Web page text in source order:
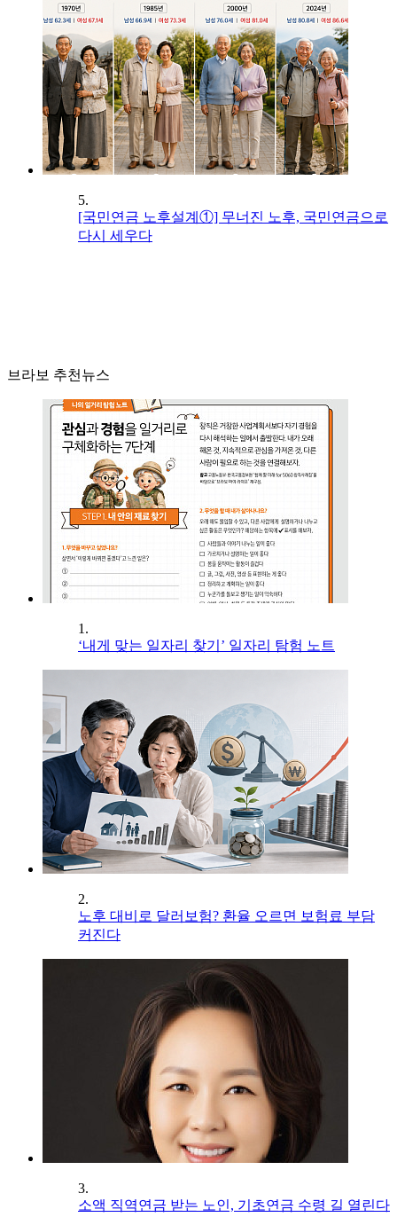
5.
[국민연금 노후설계①] 무너진 노후, 국민연금으로
다시 세우다
브라보 추천뉴스
1.
‘내게 맞는 일자리 찾기’ 일자리 탐험 노트
2.
노후 대비로 달러보험? 환율 오르면 보험료 부담
커진다
3.
소액 직역연금 받는 노인, 기초연금 수령 길 열린다